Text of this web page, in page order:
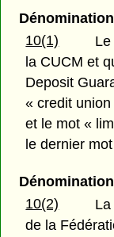
10(1)
la CUCM et
Deposit
« credit
et le mot «
le dernier
10(2)
de la